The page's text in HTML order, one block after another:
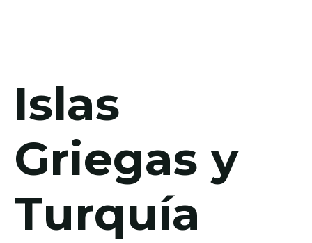
Islas
Griegas y
Turquía